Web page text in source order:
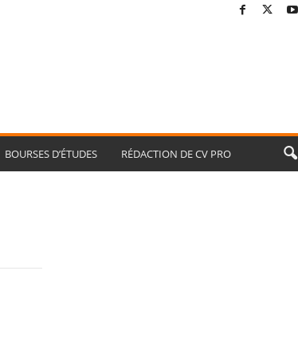
BOURSES D’ÉTUDES RÉDACTION DE CV PRO